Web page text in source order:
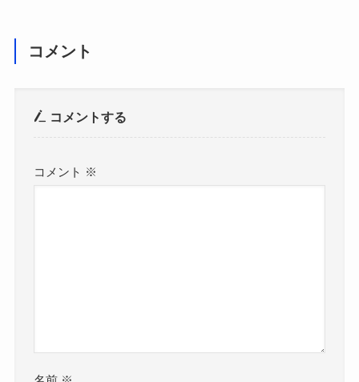
コメント
コメントする
コメント ※